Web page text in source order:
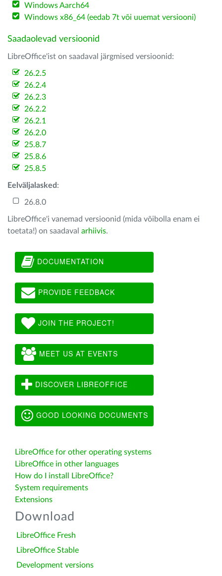
Windows Aarch64
Windows x86_64 (eedab 7t või uuemat versiooni)
Saadaolevad versioonid
LibreOffice'ist on saadaval järgmised versioonid:
26.2.5
26.2.4
26.2.3
26.2.2
26.2.1
26.2.0
25.8.7
25.8.6
25.8.5
Eelväljalasked :
26.8.0
LibreOffice'i vanemad versioonid (mida võibolla enam ei
toetata!) on saadaval arhiivis.
DOCUMENTATION
PROVIDE FEEDBACK
JOIN THE PROJECT!
MEET US AT EVENTS
DISCOVER LIBREOFFICE
GOOD LOOKING DOCUMENTS
LibreOffice for other operating systems
LibreOffice in other languages
How do I install LibreOffice?
System requirements
Extensions
Download
LibreOffice Fresh
LibreOffice Stable
Development versions